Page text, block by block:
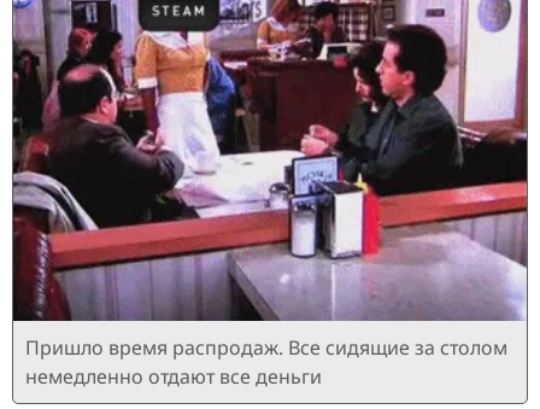
Пришло время распродаж. Все сидящие за столом
немедленно отдают все деньги